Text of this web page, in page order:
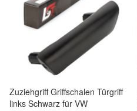
Zuziehgriff Griffschalen Türgriff
links Schwarz für VW